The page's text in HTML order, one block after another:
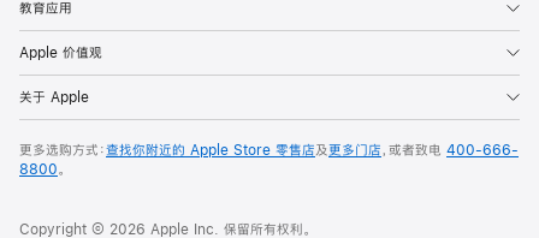
教育应用
Apple 价值观
关于 Apple
更多选购方式：查找你附近的 Apple Store 零售店及更多门店，或者致电 400-666-
8800。
Copyright © 2026 Apple Inc. 保留所有权利。